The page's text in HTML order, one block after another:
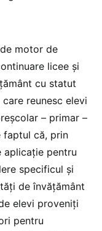
motor de
licee și
cu statut
reunesc elevi
– primar –
faptul că, prin
aplicație pentru
specificul și
de învățământ
elevi proveniți
pentru